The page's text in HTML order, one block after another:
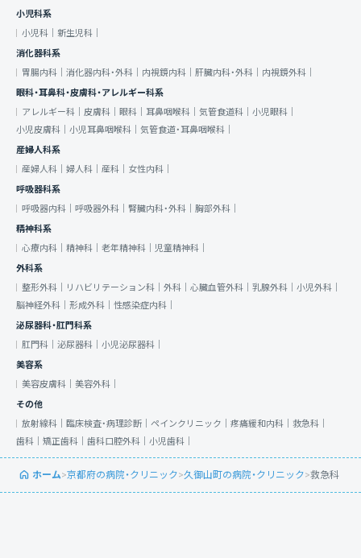
小児科系
小児科｜ 新生児科｜
消化器科系
胃腸内科｜ 消化器内科・外科｜ 内視鏡内科｜ 肝臓内科・外科｜ 内視鏡外科｜
眼科・耳鼻科・皮膚科・アレルギー科系
アレルギー科｜ 皮膚科｜ 眼科｜ 耳鼻咽喉科｜ 気管食道科｜ 小児眼科｜
小児皮膚科｜ 小児耳鼻咽喉科｜ 気管食道・耳鼻咽喉科｜
産婦人科系
産婦人科｜ 婦人科｜ 産科｜ 女性内科｜
呼吸器科系
呼吸器内科｜ 呼吸器外科｜ 腎臓内科・外科｜ 胸部外科｜
精神科系
心療内科｜ 精神科｜ 老年精神科｜ 児童精神科｜
外科系
整形外科｜
リハビリテーション科｜ 外科｜ 心臓血管外科｜ 乳腺外科｜ 小児外科｜
脳神経外科｜ 形成外科｜ 性感染症内科｜
泌尿器科・肛門科系
肛門科｜ 泌尿器科｜ 小児泌尿器科｜
美容系
美容皮膚科｜ 美容外科｜
その他
放射線科｜ 臨床検査・病理診断｜ ペインクリニック｜ 疼痛緩和内科｜ 救急科｜
歯科｜ 矯正歯科｜ 歯科口腔外科｜ 小児歯科｜
ホーム>京都府の病院・クリニック>久御山町の病院・クリニック>救急科